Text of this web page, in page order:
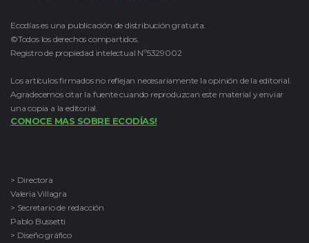
Ecodías es una publicación de distribución gratuita.
©Todos los derechos compartidos.
Registro de propiedad intelectual Nº5329002
Los artículos firmados no reflejan necesariamente la opinión de la editorial.
Agradecemos citar la fuente cuando reproduzcan este material y enviar
una copia a la editorial.
CONOCE MAS SOBRE ECODÍAS!
> Directora
Valeria Villagra
> Secretario de redacción
Pablo Bussetti
> Diseño gráfico